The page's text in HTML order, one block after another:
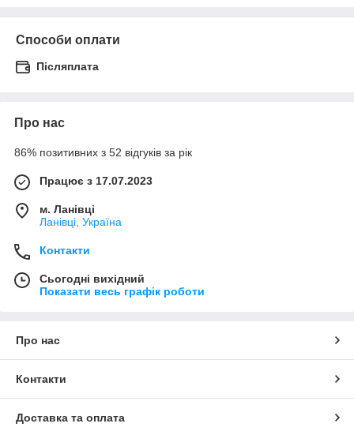
Способи оплати
Післяплата
Про нас
86% позитивних з 52 відгуків за рік
Працює з 17.07.2023
м. Ланівці
Ланівці, Україна
Контакти
Сьогодні вихідний
Показати весь графік роботи
Про нас
Контакти
Доставка та оплата